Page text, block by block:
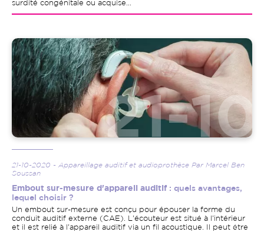
surdité congénitale ou acquise...
Image
21-10-2020 - Appareillage auditif et audioprothèse Par Marcel Ben
Soussan
Embout sur-mesure d'appareil auditif : quels avantages,
lequel choisir ?
Un embout sur-mesure est conçu pour épouser la forme du
conduit auditif externe (CAE). L'écouteur est situé à l'intérieur
et il est relié à l'appareil auditif via un fil acoustique. Il peut être